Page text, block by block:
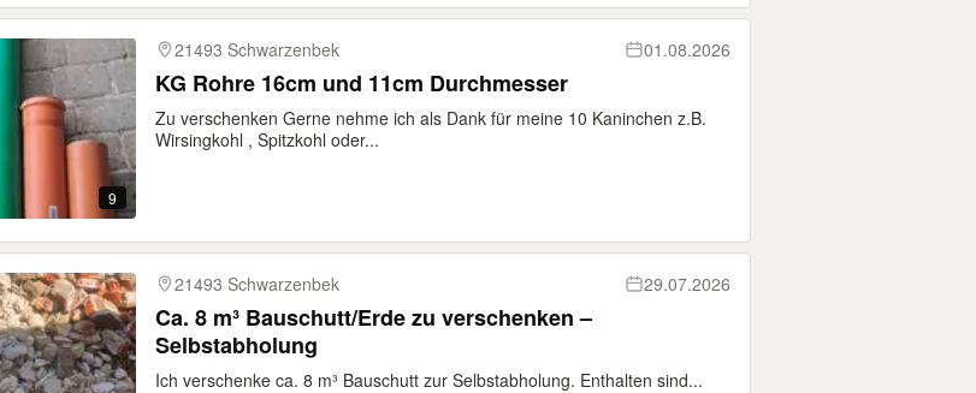
9
21493 Schwarzenbek 01.08.2026
KG Rohre 16cm und 11cm Durchmesser
Zu verschenken Gerne nehme ich als Dank für meine 10 Kaninchen z.B.
Wirsingkohl , Spitzkohl oder...
21493 Schwarzenbek 29.07.2026
Ca. 8 m³ Bauschutt/Erde zu verschenken –
Selbstabholung
Ich verschenke ca. 8 m³ Bauschutt zur Selbstabholung. Enthalten sind...